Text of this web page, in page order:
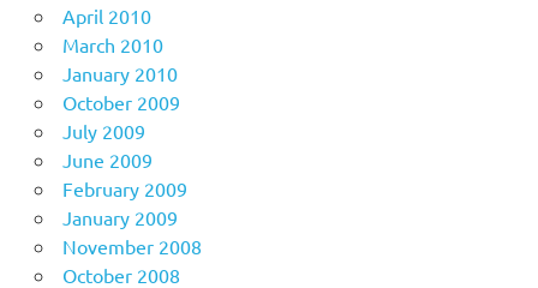
April 2010
March 2010
January 2010
October 2009
July 2009
June 2009
February 2009
January 2009
November 2008
October 2008